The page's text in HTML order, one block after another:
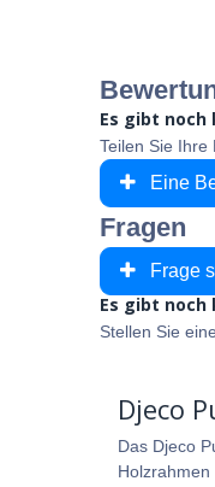
Es gibt
Teilen Sie
Eine
Fragen
Frage
Es gibt noch
Stellen Sie
Djeco
Das Djeco